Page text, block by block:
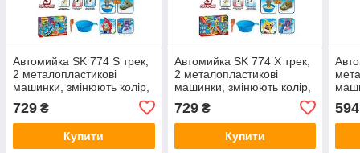
Автомийка SK 774 S трек,
2 металопластикові
машинки, змінюють колір,
рухливі елементи, піпетка
для водички
729 ₴
Купити
Автомийка SK 774 X трек,
2 металопластикові
машинки, змінюють колір,
рухливі елементи, піпетка
для водички
729₴
Купити
594